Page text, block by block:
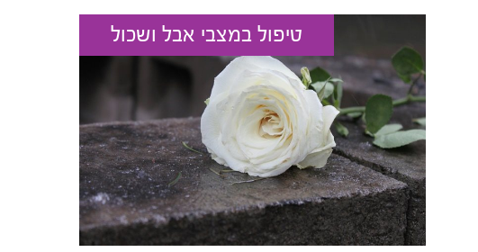
טיפול במצבי אבל ושכול